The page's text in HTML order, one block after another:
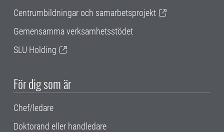
Centrumbildningar och samarbetsprojekt
Gemensamma verksamhetsstödet
SLU Holding
För dig som är
Chef/ledare
Doktorand eller handledare